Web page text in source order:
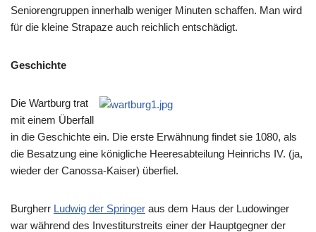
Seniorengruppen innerhalb weniger Minuten schaffen. Man wird
für die kleine Strapaze auch reichlich entschädigt.
Geschichte
Die Wartburg trat
mit einem Überfall
in die Geschichte ein. Die erste Erwähnung findet sie 1080, als
die Besatzung eine königliche Heeresabteilung Heinrichs IV. (ja,
wieder der Canossa-Kaiser) überfiel.
Burgherr Ludwig der Springer aus dem Haus der Ludowinger
war während des Investiturstreits einer der Hauptgegner der